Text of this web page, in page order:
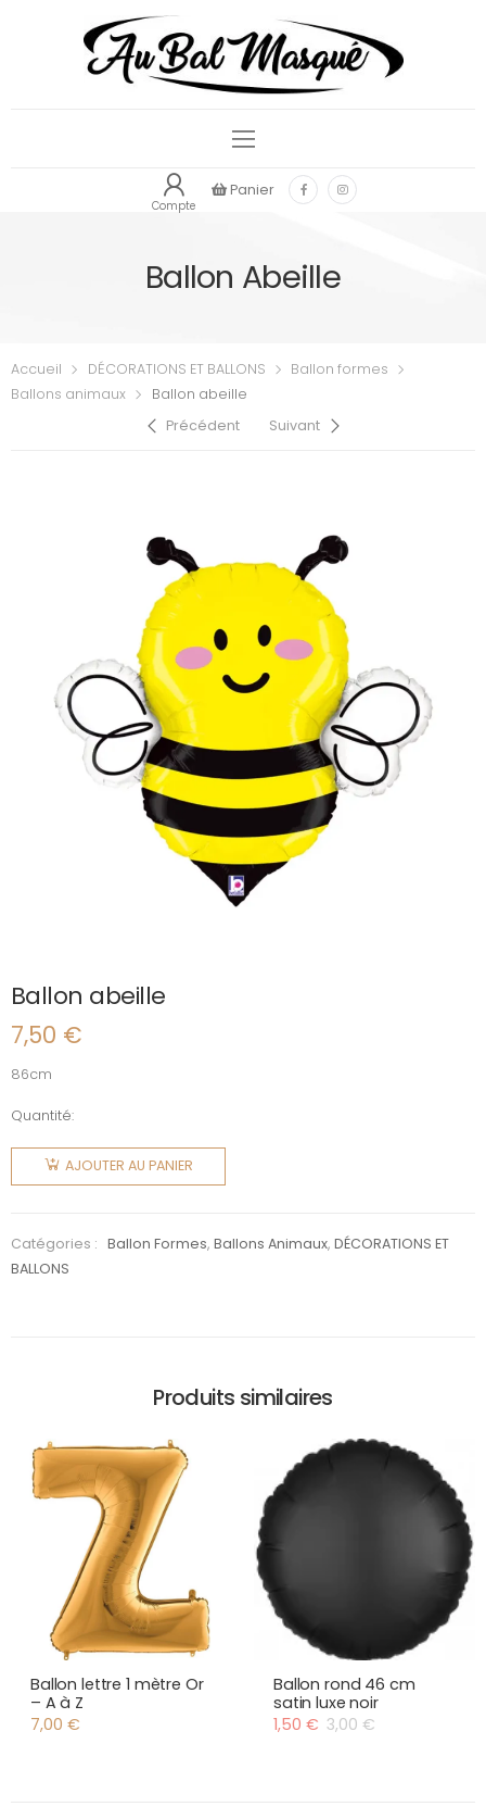
Compte
Panier
Ballon Abeille
Accueil DÉCORATIONS ET BALLONS
Ballon formes
Ballons animaux
Ballon abeille
Précédent
Suivant
Ballon abeille
7,50 €
86cm
Quantité:
quantité
de Ballon
abeille
AJOUTER AU PANIER
Catégories : Ballon Formes,Ballons Animaux,DÉCORATIONS ET
BALLONS
Produits similaires
Ballon lettre 1 mètre Or
– A à Z
7,00 €
Ballon rond 46 cm
satin luxe noir
3,00 €
Le
1,50 €
Le